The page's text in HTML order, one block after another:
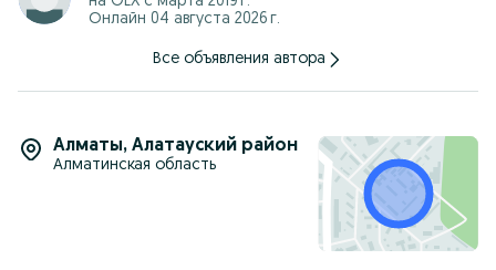
Онлайн 04 августа 2026 г.
Все объявления автора
Алматы, Алатауский район
Алматинская область